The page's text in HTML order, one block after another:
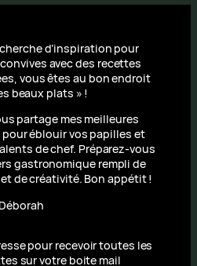
d’inspiration pour
avec des recettes
vous êtes au bon endroit
beaux plats » !
partage mes meilleures
éblouir vos papilles et
de chef. Préparez-vous
gastronomique rempli de
de créativité. Bon appétit !
Déborah
pour recevoir toutes les
sur votre boite mail